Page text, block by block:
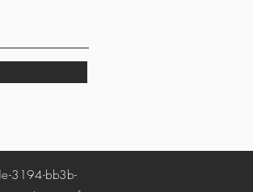
3194-bb3b-